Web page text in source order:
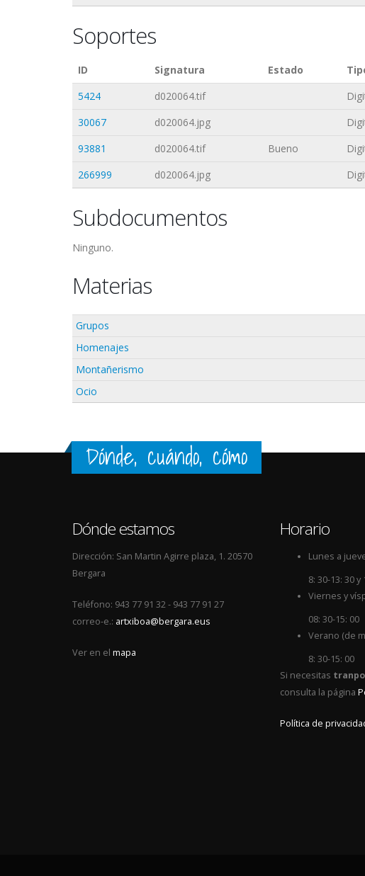
Soportes
ID Signatura Estado
5424
d020064.tif
30067
d020064.jpg
93881
d020064.tif Bueno
266999
d020064.jpg
Subdocumentos
Ninguno.
Materias
Grupos
Homenajes
Montañerismo
Ocio
Dónde, cuándo, cómo
Dónde estamos
Dirección: San Martin Agirre plaza, 1. 20570
Bergara
Teléfono: 943 77 91 32 - 943 77 91 27
correo-e.: artxiboa@bergara.eus
Ver en el mapa
Horario
Lunes a
8: 30-13: 30 y
Viernes y
08: 30-15: 00
Verano (de
8: 30-15: 00
Si necesitas
consulta la página
Política de